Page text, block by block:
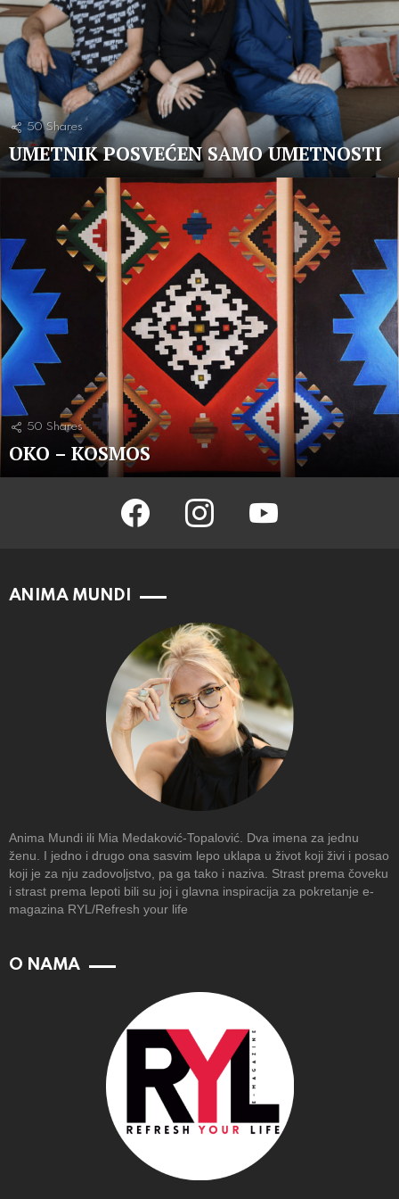
50 Shares
UMETNIK POSVEĆEN SAMO UMETNOSTI
50 Shares
OKO – KOSMOS
facebook instagram youtube
ANIMA MUNDI
Anima Mundi ili Mia Medaković-Topalović. Dva imena za jednu
ženu. I jedno i drugo ona sasvim lepo uklapa u život koji živi i posao
koji je za nju zadovoljstvo, pa ga tako i naziva. Strast prema čoveku
i strast prema lepoti bili su joj i glavna inspiracija za pokretanje e-
magazina RYL/Refresh your life
O NAMA